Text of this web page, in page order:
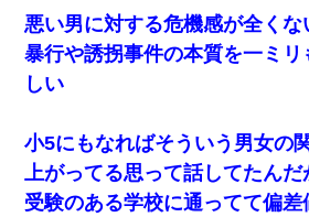
悪い男に対する危機感が全く
暴行や誘拐事件の本質を一ミリ
しい
小5にもなればそういう男女の
上がってる思って話してたんだ
受験のある学校に通ってて偏差